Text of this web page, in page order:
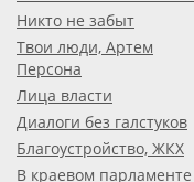
Никто не забыт
Твои люди, Артем
Персона
Лица власти
Диалоги без галстуков
Благоустройство, ЖКХ
В краевом парламенте